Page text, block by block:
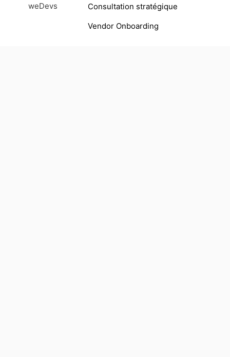
weDevs
Consultation stratégique
Vendor Onboarding